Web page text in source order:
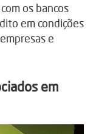
os bancos
em condições
e
em